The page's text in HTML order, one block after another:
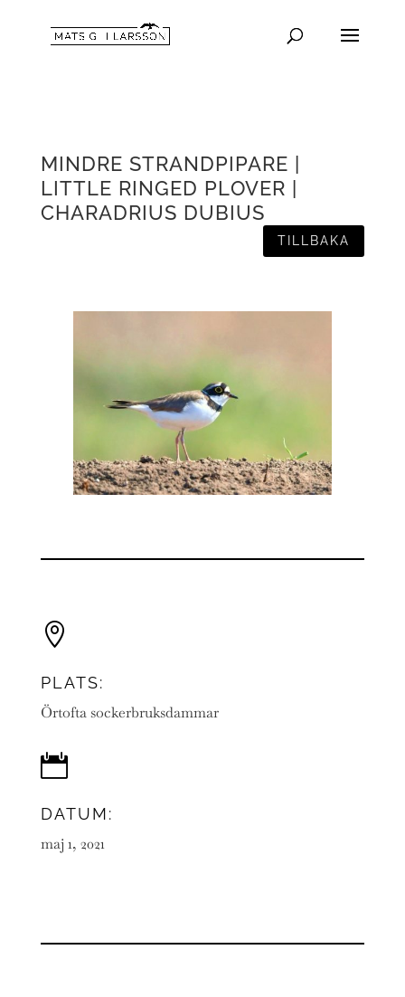
MINDRE STRANDPIPARE |
LITTLE RINGED PLOVER |
CHARADRIUS DUBIUS
TILLBAKA

PLATS:
Örtofta sockerbruksdammar

DATUM:
maj 1, 2021